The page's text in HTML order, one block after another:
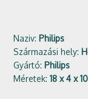
Naziv: Philips
Származási hely:
Gyártó: Philips
Méretek:18 x 4 x